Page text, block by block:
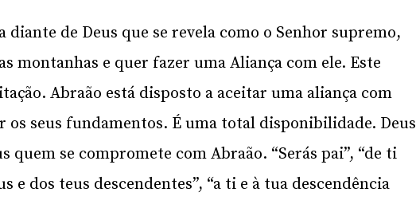
de Deus que se revela como o Senhor supremo,
montanhas e quer fazer uma Aliança com ele. Este
Abraão está disposto a aceitar uma aliança com
os seus fundamentos. É uma total disponibilidade. Deus
quem se compromete com Abraão. “Serás pai”, “de ti
e dos teus descendentes”, “a ti e à tua descendência